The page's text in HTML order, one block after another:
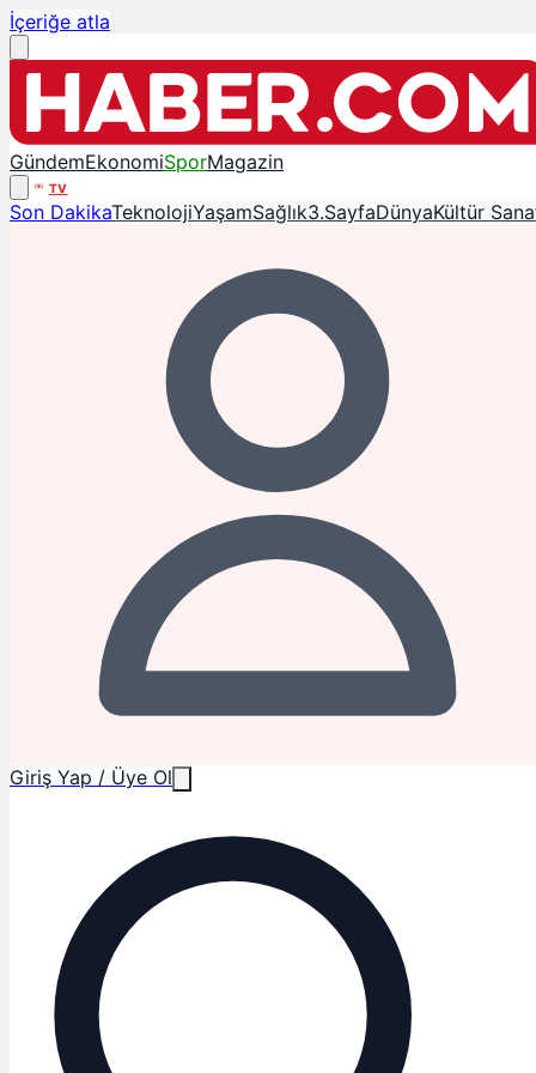
İçeriğe atla
GündemEkonomiSporMagazin
TV
Son DakikaTeknolojiYaşamSağlık3.SayfaDünyaKültür
Giriş Yap / Üye Ol